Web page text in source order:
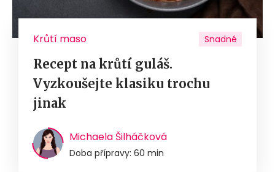
Krůtí maso Snadné
Recept na krůtí guláš.
Vyzkoušejte klasiku trochu
jinak
Michaela Šilháčková
Doba přípravy: 60 min